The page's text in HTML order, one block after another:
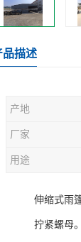
品描述
产地
厂家
用途
伸缩式雨
拧紧螺母